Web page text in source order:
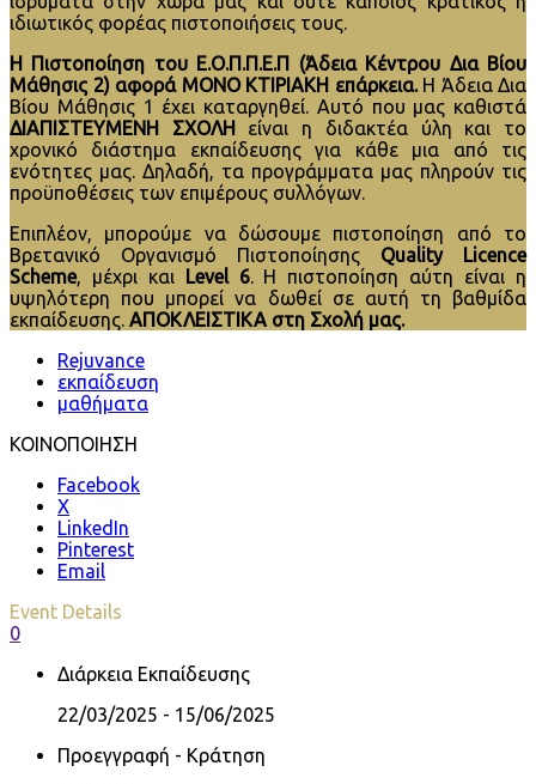
ιδιωτικός φορέας πιστοποιήσεις τους.
Η Πιστοποίηση του Ε.Ο.Π.Π.Ε.Π (Άδεια Κέντρου Δια Βίου
Μάθησις 2) αφορά ΜΟΝΟ ΚΤΙΡΙΑΚΗ επάρκεια. Η Άδεια Δια
Βίου Μάθησις 1 έχει καταργηθεί. Αυτό που μας καθιστά
ΔΙΑΠΙΣΤΕΥΜΕΝΗ ΣΧΟΛΗ είναι η διδακτέα ύλη και το
χρονικό διάστημα εκπαίδευσης για κάθε μια από τις
ενότητες μας. Δηλαδή, τα προγράμματα μας πληρούν τις
προϋποθέσεις των επιμέρους συλλόγων.
Επιπλέον, μπορούμε να δώσουμε πιστοποίηση από το
Βρετανικό Οργανισμό Πιστοποίησης Quality Licence
Scheme, μέχρι καιLevel 6. H πιστοποίηση αύτη είναι η
υψηλότερη που μπορεί να δωθεί σε αυτή τη βαθμίδα
εκπαίδευσης. ΑΠΟΚΛΕΙΣΤΙΚΑ στη Σχολή μας.
Rejuvance
εκπαίδευση
μαθήματα
ΚΟΙΝΟΠΟΙΗΣΗ
Facebook
X
LinkedIn
Pinterest
Email
Event Details
0
Διάρκεια Εκπαίδευσης
22/03/2025 - 15/06/2025
Προεγγραφή - Κράτηση